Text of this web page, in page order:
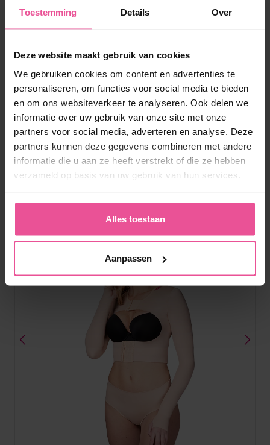
Toestemming Details Over
Deze website maakt gebruik van cookies
We gebruiken cookies om content en advertenties te
personaliseren, om functies voor social media te bieden
en om ons websiteverkeer te analyseren. Ook delen we
informatie over uw gebruik van onze site met onze
partners voor social media, adverteren en analyse. Deze
partners kunnen deze gegevens combineren met andere
informatie die u aan ze heeft verstrekt of die ze hebben
verzameld op basis van uw gebruik van hun services.
Alles toestaan
Aanpassen
AP long Variant
Lange mouwen met compressie met haak-en-oog sluiting,
gewatteerde oksels
Op voorraad